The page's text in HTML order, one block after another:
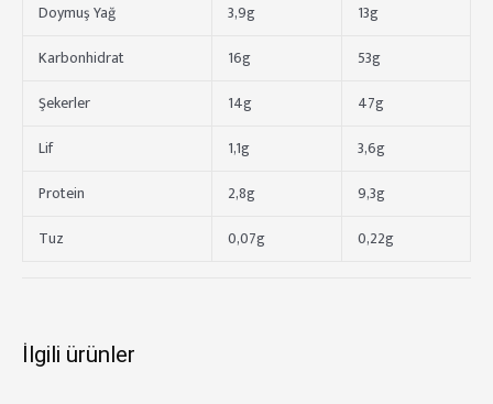
Doymuş Yağ
3,9g
13g
Karbonhidrat
16g
53g
Şekerler
14g
47g
Lif
1,1g
3,6g
Protein
2,8g
9,3g
Tuz
0,07g 0,22g
İlgili ürünler